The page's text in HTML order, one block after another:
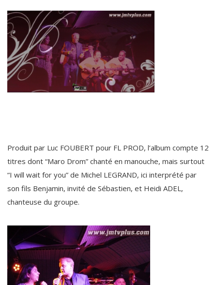
Produit par Luc FOUBERT pour FL PROD, l’album compte 12
titres dont “Maro Drom” chanté en manouche, mais surtout
“I will wait for you” de Michel LEGRAND, ici interprété par
son fils Benjamin, invité de Sébastien, et Heidi ADEL,
chanteuse du groupe.